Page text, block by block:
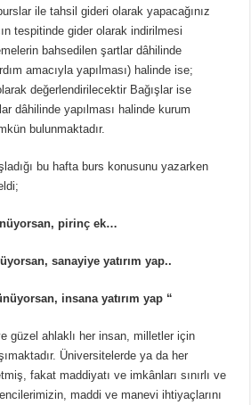
ile tahsil gideri olarak yapacağınız
tespitinde gider olarak indirilmesi
bahsedilen şartlar dâhilinde
amacıyla yapılması) halinde ise;
değerlendirilecektir Bağışlar ise
dâhilinde yapılması halinde kurum
bulunmaktadır.
bu hafta burs konusunu yazarken
pirinç ek…
sanayiye yatırım yap..
insana yatırım yap “
güzel ahlaklı her insan, milletler için
Üniversitelerde ya da her
fakat maddiyatı ve imkânları sınırlı ve
maddi ve manevi ihtiyaçlarını